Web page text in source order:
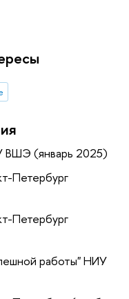
ВШЭ (январь 2025)
Петербург
Петербург
работы" НИУ